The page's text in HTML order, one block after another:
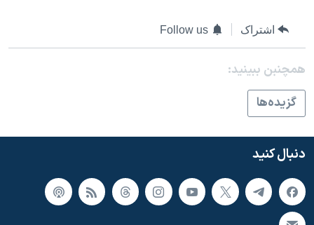
اشتراک Follow us
همچنبن ببینید:
گزيده‌ها
دنبال کنید